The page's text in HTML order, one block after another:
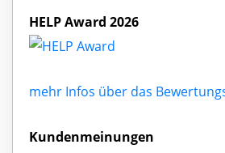
HELP Award 2026
mehr Infos über das
Kundenmeinungen